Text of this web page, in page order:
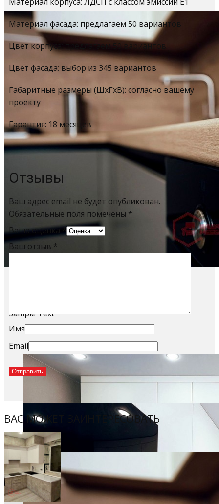
Sample Text
Материал фасада: предлагаем 50 вариантов
Цвет корпуса: предлагаем 50 вариантов
Цвет фасада: выбор из 345 вариантов
Габаритные размеры (ШхГхВ): согласно вашему
проекту
Гарантия: 18 месяцев
Отзывы
Ваш адрес email не будет опубликован.
Обязательные поля помечены *
Ваша оценка*
Ваш отзыв *
Имя
Email
ВАС МОЖЕТ ЗАИНТЕРЕСОВАТЬ